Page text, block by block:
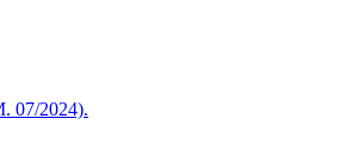
07/2024).